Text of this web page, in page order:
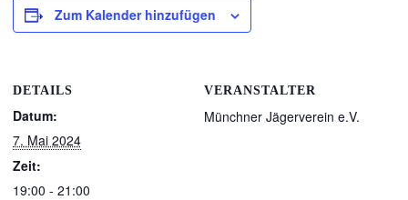
Zum Kalender hinzufügen
DETAILS
Datum:
7. Mai 2024
Zeit:
19:00 - 21:00
VERANSTALTER
Münchner Jägerverein e.V.